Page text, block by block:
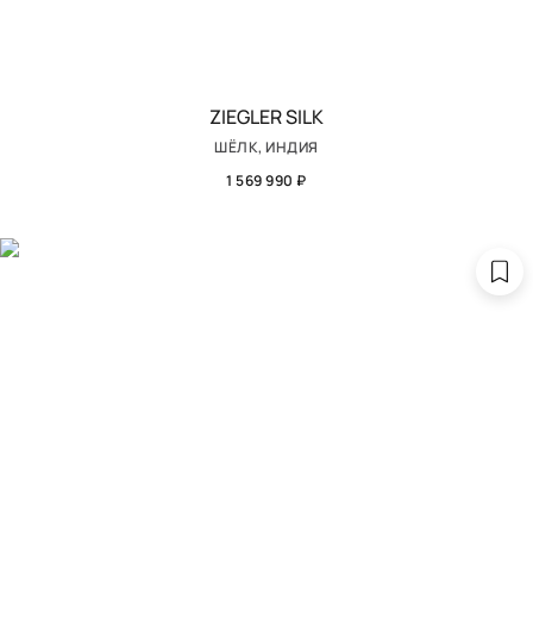
ZIEGLER SILK
ШЁЛК, ИНДИЯ
1 569 990 ₽